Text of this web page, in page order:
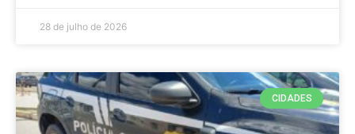
28 de julho de 2026
CIDADES